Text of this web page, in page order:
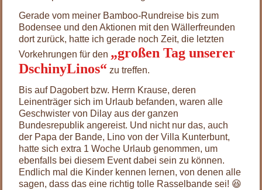
Gerade vom meiner Bamboo-Rundreise bis zum
Bodensee und den Aktionen mit den Wällerfreunden
dort zurück, hatte ich gerade noch Zeit, die letzten
Vorkehrungen für den „großen Tag unserer
DschinyLinos“ zu treffen.
Bis auf Dagobert bzw. Herrn Krause, deren
Leinenträger sich im Urlaub befanden, waren alle
Geschwister von Dilay aus der ganzen
Bundesrepublik angereist. Und nicht nur das, auch
der Papa der Bande, Lino von der Villa Kunterbunt,
hatte sich extra 1 Woche Urlaub genommen, um
ebenfalls bei diesem Event dabei sein zu können.
Endlich mal die Kinder kennen lernen, von denen alle
sagen, dass das eine richtig tolle Rasselbande sei! 😆